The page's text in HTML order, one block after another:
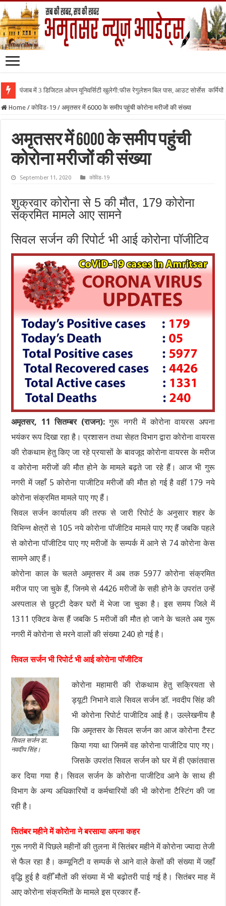
पंजाब में 3 डिजिटल ओपन यूनिवर्सिटी खुलेगी:फीस रेगुलेशन बिल पास, आउट सोर्सेस
Home / कोविड-19 / अमृतसर में 6000 के समीप पहुंची कोरोना मरीजों की संख्या
अमृतसर में 6000 के समीप पहुंची
कोरोना मरीजों की संख्या
September 11, 2020 कोविड-19
शुक्रवार कोरोना से 5 की मौत, 179 कोरोना
संक्रमित मामले आए सामने
सिवल सर्जन की रिपोर्ट भी आई कोरोना पॉजीटिव
अमृतसर, 11 सितम्बर (राजन):गुरू नगरी में कोरोना वायरस अपना
भयंकर रूप दिखा रहा है। प्रशासन तथा सेहत विभाग द्वारा कोरोना वायरस
की रोकथाम हेतु किए जा रहे प्रयासों के बावजूद कोरोना वायरस के मरीज
व कोरोना मरीजों की मौत होने के मामले बढ़ते जा रहे हैं। आज भी गुरू
नगरी में जहाँ 5 कोरोना पाजीटिव मरीजों की मौत हो गई है वहीं 179 नये
कोरोना संक्रमित मामले पाए गए हैं।
सिवल सर्जन कार्यालय की तरफ से जारी रिपोर्ट के अनुसार शहर के
विभिन्न क्षेत्रों से 105 नये कोरोना पॉजीटिव मामले पाए गए हैं जबकि पहले
से कोरोना पॉजीटिव पाए गए मरीजों के सम्पर्क में आने से 74 कोरोना केस
सामने आए हैं।
कोरोना काल के चलते अमृतसर में अब तक 5977 कोरोना संक्रमित
मरीज पाए जा चुके हैं, जिनमे से 4426 मरीजों के सही होने के उपरांत उन्हें
अस्पताल से छुट्टी देकर घरों में भेजा जा चुका है। इस समय जिले में
1311 एक्टिव केस हैं जबकि 5 मरीजों की मौत हो जाने के चलते अब गुरू
नगरी में कोरोना से मरने वालों की संख्या 240 हो गई है।
सिवल सर्जन भी रिपोर्ट भी आई कोरोना पॉजीटिव
सिवल सर्जन डा.
नवदीप सिंह।
कोरोना महामारी की रोकथाम हेतु सक्रियता से
ड्यूटी निभाने वाले सिवल सर्जन डॉ. नवदीप सिंह की
भी कोरोना रिपोर्ट पाजीटिव आई है। उल्लेखनीय है
कि अमृतसर के सिवल सर्जन का आज कोरोना टैस्ट
किया गया था जिनमें वह कोरोना पाजीटिव पाए गए।
जिसके उपरांत सिवल सर्जन को घर में ही एकांतवास
कर दिया गया है। सिवल सर्जन के कोरोना पाजीटिव आने के साथ ही
विभाग के अन्य अधिकारियों व कर्मचारियों की भी कोरोना टैस्टिंग की जा
रही है।
सितंबर महीने में कोरोना ने बरसाया अपना कहर
गुरू नगरी में पिछले महीनों की तुलना में सितंबर महीने में कोरोना ज्यादा तेजी
से फैल रहा है। कम्यूनिटी व सम्पर्क से आने वाले केसों की संख्या में जहाँ
वृद्धि हुई है वहीँ मौतों की संख्या में भी बढ़ोतरी पाई गई है। सितंबर माह में
आए कोरोना संक्रमितों के मामले इस प्रकार हैं-